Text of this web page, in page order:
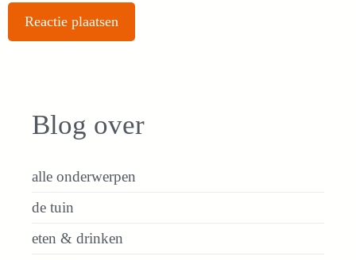
Blog over
alle onderwerpen
de tuin
eten & drinken